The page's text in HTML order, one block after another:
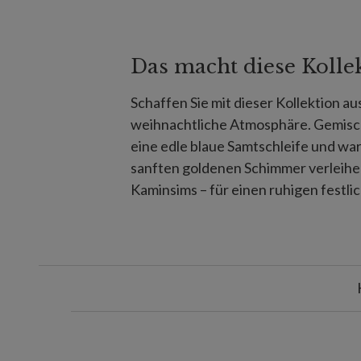
Das macht diese
Schaffen Sie mit dieser Kollektion
weihnachtliche Atmosphäre.
eine edle blaue Samtschleife und
sanften goldenen Schimmer
Kaminsims – für einen ruhigen